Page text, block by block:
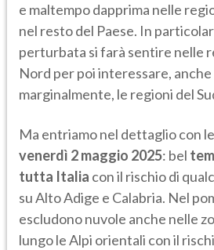
e maltempo dapprima nelle
nel resto del Paese. In
perturbata si farà sentire nelle
Nord per poi interessare, anche
marginalmente, le regioni del
Ma entriamo nel dettaglio con le
venerdì 2 maggio 2025: bel
tutta Italia con il rischio di
su Alto Adige e Calabria. Nel
escludono nuvole anche nelle
lungo le Alpi orientali con il